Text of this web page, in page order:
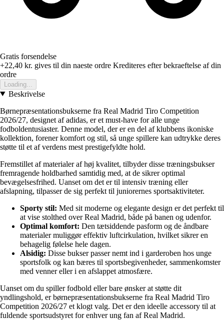
Gratis forsendelse
+22,40 kr. gives til din naeste ordre Krediteres efter bekraeftelse af din
ordre
Loading...
Beskrivelse
Børnepræsentationsbukserne fra Real Madrid Tiro Competition
2026/27, designet af adidas, er et must-have for alle unge
fodboldentusiaster. Denne model, der er en del af klubbens ikoniske
kollektion, forener komfort og stil, så unge spillere kan udtrykke deres
støtte til et af verdens mest prestigefyldte hold.
Fremstillet af materialer af høj kvalitet, tilbyder disse træningsbukser
fremragende holdbarhed samtidig med, at de sikrer optimal
bevægelsesfrihed. Uanset om det er til intensiv træning eller
afslapning, tilpasser de sig perfekt til juniorernes sportsaktiviteter.
Sporty stil: Med sit moderne og elegante design er det perfekt til
at vise stolthed over Real Madrid, både på banen og udenfor.
Optimal komfort: Den tætsiddende pasform og de åndbare
materialer muliggør effektiv luftcirkulation, hvilket sikrer en
behagelig følelse hele dagen.
Alsidig: Disse bukser passer nemt ind i garderoben hos unge
sportsfolk og kan bæres til sportsbegivenheder, sammenkomster
med venner eller i en afslappet atmosfære.
Uanset om du spiller fodbold eller bare ønsker at støtte dit
yndlingshold, er børnepræsentationsbukserne fra Real Madrid Tiro
Competition 2026/27 et klogt valg. Det er den ideelle accessory til at
fuldende sportsudstyret for enhver ung fan af Real Madrid.